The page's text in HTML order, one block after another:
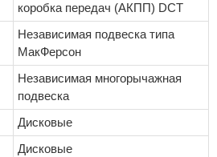
коробка передач (АКПП) DCT
Независимая подвеска типа
МакФерсон
Независимая многорычажная
подвеска
Дисковые
Дисковые